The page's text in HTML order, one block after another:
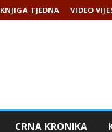
KNJIGA TJEDNA VIDEO
CRNA KRONIKA